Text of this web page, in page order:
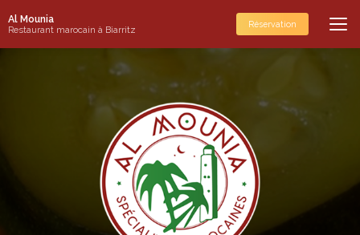
auAl Mounia
Restaurant marocain à Biarritz Réservation